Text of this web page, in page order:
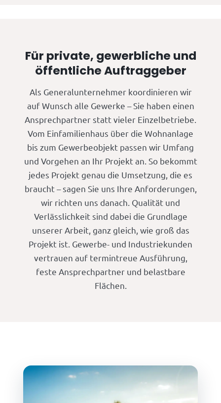
Für private, gewerbliche und
öffentliche Auftraggeber
Als Generalunternehmer koordinieren wir
auf Wunsch alle Gewerke – Sie haben einen
Ansprechpartner statt vieler Einzelbetriebe.
Vom Einfamilienhaus über die Wohnanlage
bis zum Gewerbeobjekt passen wir Umfang
und Vorgehen an Ihr Projekt an. So bekommt
jedes Projekt genau die Umsetzung, die es
braucht – sagen Sie uns Ihre Anforderungen,
wir richten uns danach. Qualität und
Verlässlichkeit sind dabei die Grundlage
unserer Arbeit, ganz gleich, wie groß das
Projekt ist. Gewerbe- und Industriekunden
vertrauen auf termintreue Ausführung,
feste Ansprechpartner und belastbare
Flächen.